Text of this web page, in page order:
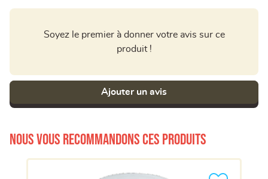
Soyez le premier à donner votre avis sur ce
produit !
Ajouter un avis
Nous vous recommandons ces produits